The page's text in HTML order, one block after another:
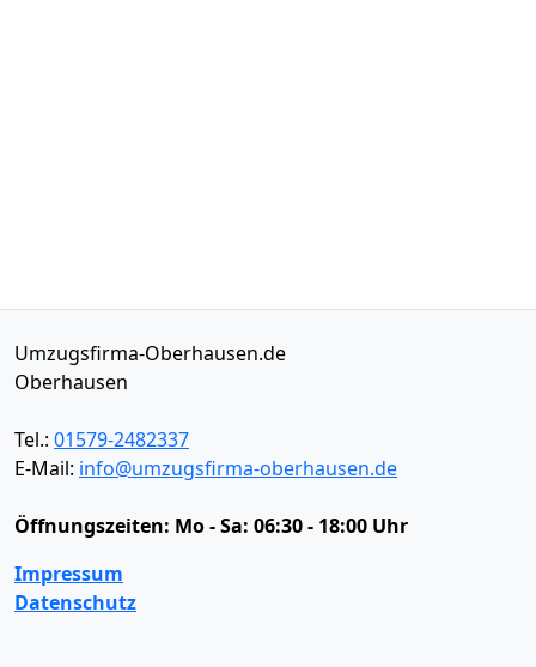
Umzugsfirma-Oberhausen.de
Oberhausen
Tel.: 01579-2482337
E-Mail: info@umzugsfirma-oberhausen.de
Öffnungszeiten: Mo - Sa: 06:30 - 18:00 Uhr
Impressum
Datenschutz